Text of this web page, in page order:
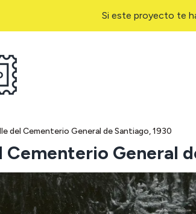
Si este proyecto te
del Cementerio General de Santiago, 1930
Cementerio General